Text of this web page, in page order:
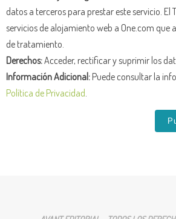
datos a terceros para prestar este servicio.
servicios de alojamiento web a One.com que
de tratamiento.
Derechos:Acceder, rectificar y suprimir los
Información Adicional:Puede consultar la
Política de Privacidad